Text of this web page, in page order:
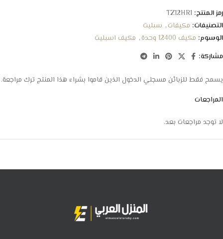
رمز المنتج: TZ12HR1
التصنيفات: مكيفات, سبليت
الوسوم: مكيف 12400 وحدة , مكيف اسبليت
مشاركة:
المراجعات
لا توجد مراجعات بعد.
يسمح فقط للزبائن مسجلي الدخول الذين قاموا بشراء هذا المنتج ترك مراجعة.